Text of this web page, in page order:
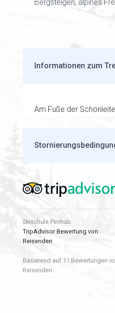
Bergsteigen, alpines
Informationen zum
Am Fuße der
Skischule Penhab
TripAdvisor Bewertung von
Reisenden
Basierend auf 11 Bewertungen
Reisenden